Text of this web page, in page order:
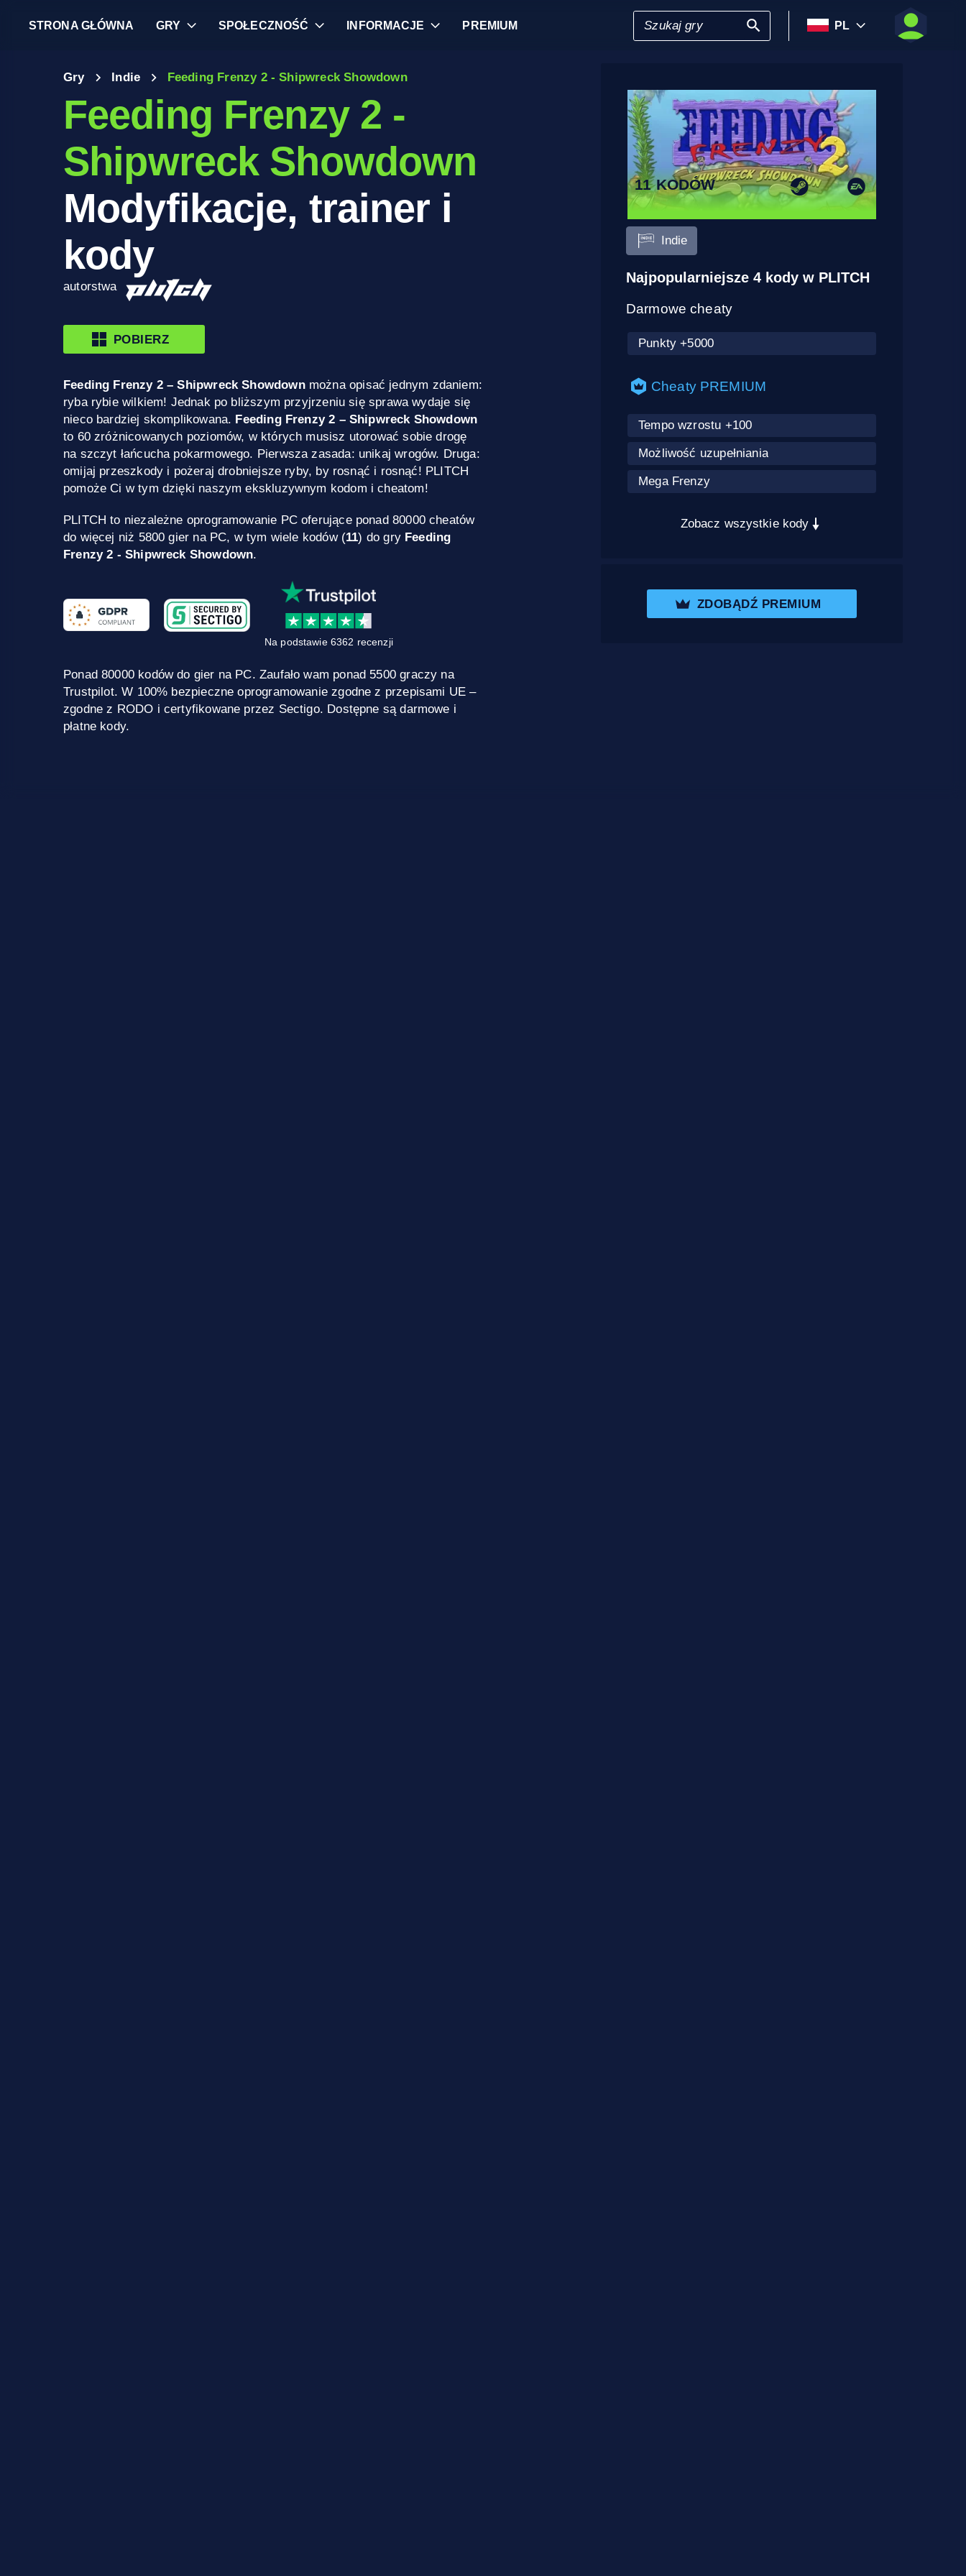
STRONA GŁÓWNA GRY SPOŁECZNOŚĆ INFORMACJE PREMIUM PL
Gry Indie Feeding Frenzy 2 - Shipwreck Showdown
Feeding Frenzy 2 -
Shipwreck Showdown
Modyfikacje, trainer i
kody
autorstwa
POBIERZ
Feeding Frenzy 2 – Shipwreck Showdownmożna opisać jednym zdaniem:
ryba rybie wilkiem! Jednak po bliższym przyjrzeniu się sprawa wydaje się
nieco bardziej skomplikowana. Feeding Frenzy 2 – Shipwreck Showdown
to 60 zróżnicowanych poziomów, w których musisz utorować sobie drogę
na szczyt łańcucha pokarmowego. Pierwsza zasada: unikaj wrogów. Druga:
omijaj przeszkody i pożeraj drobniejsze ryby, by rosnąć i rosnąć! PLITCH
pomoże Ci w tym dzięki naszym ekskluzywnym kodom i cheatom!
PLITCH to niezależne oprogramowanie PC oferujące ponad 80000 cheatów
do więcej niż 5800 gier na PC, w tym wiele kodów (11) do gry Feeding
Frenzy 2 - Shipwreck Showdown.
Na podstawie 6362 recenzji
Ponad 80000 kodów do gier na PC. Zaufało wam ponad 5500 graczy na
Trustpilot. W 100% bezpieczne oprogramowanie zgodne z przepisami UE –
zgodne z RODO i certyfikowane przez Sectigo. Dostępne są darmowe i
płatne kody.
11 KODÓW
Indie
Najpopularniejsze 4 kody w PLITCH
Darmowe cheaty
Punkty +5000
Cheaty PREMIUM
Tempo wzrostu +100
Możliwość uzupełniania
Mega Frenzy
Zobacz wszystkie kody
ZDOBĄDŹ PREMIUM